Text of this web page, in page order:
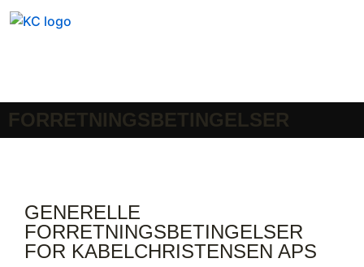
FORRETNINGSBETINGELSER
GENERELLE
FORRETNINGSBETINGELSER
FOR KABELCHRISTENSEN APS